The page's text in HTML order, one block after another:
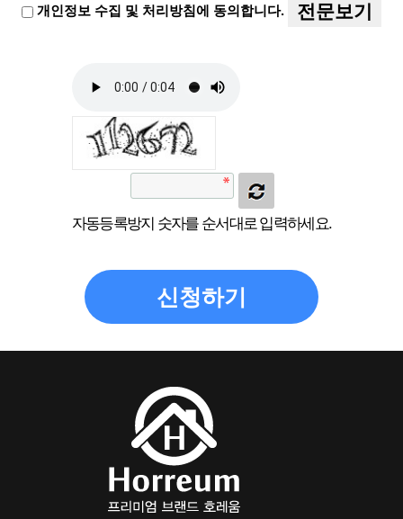
개인정보 수집 및 처리방침에 동의합니다. 전문보기
자동등록방지 숫자를 순서대로 입력하세요.